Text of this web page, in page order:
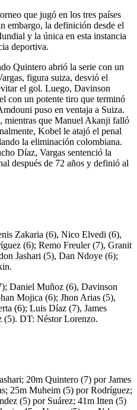
que jugó en los tres países
embargo, la definición desde el
y la única en esta instancia
deportiva.
Quintero abrió la serie con un
figura suiza, desvió el
el gol. Luego, Davinson
con un potente tiro que terminó
puso en ventaja a Suiza.
mientras que Manuel Akanji falló
Kobel le atajó el penal
la eliminación colombiana.
Díaz, Vargas sentenció la
después de 72 años y definió al
Zakaria (6), Nico Elvedi (6),
(6); Remo Freuler (7), Granit
Jashari (5), Dan Ndoye (6);
Daniel Muñoz (6), Davinson
Mojica (6); Jhon Arias (5),
(6); Luis Díaz (7), James
(5). DT: Néstor Lorenzo.
20m Quintero (7) por James
25m Muheim (5) por Rodríguez;
(5) por Suárez; 41m Itten (5)